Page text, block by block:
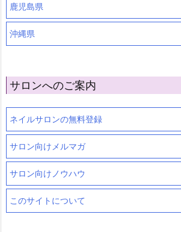
鹿児島県
沖縄県
サロンへのご案内
ネイルサロンの無料登録
サロン向けメルマガ
サロン向けノウハウ
このサイトについて